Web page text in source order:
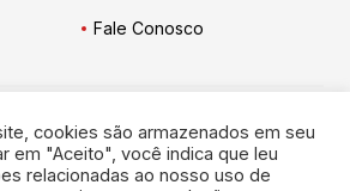
Fale Conosco
Moderno nas Redes:
cookies são armazenados em seu
em "Aceito", você indica que leu
relacionadas ao nosso uso de